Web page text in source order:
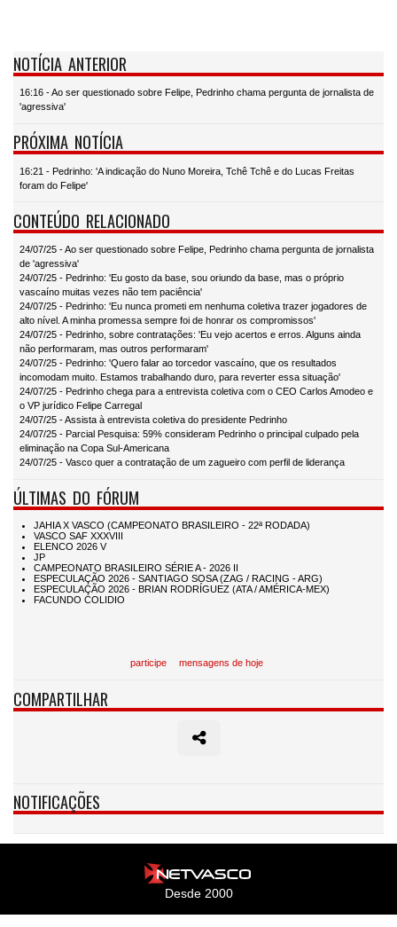
NOTÍCIA ANTERIOR
16:16 - Ao ser questionado sobre Felipe, Pedrinho chama pergunta de jornalista de
'agressiva'
PRÓXIMA NOTÍCIA
16:21 - Pedrinho: 'A indicação do Nuno Moreira, Tchê Tchê e do Lucas Freitas
foram do Felipe'
CONTEÚDO RELACIONADO
24/07/25 - Ao ser questionado sobre Felipe, Pedrinho chama pergunta de jornalista
de 'agressiva'
24/07/25 - Pedrinho: 'Eu gosto da base, sou oriundo da base, mas o próprio
vascaíno muitas vezes não tem paciência'
24/07/25 - Pedrinho: 'Eu nunca prometi em nenhuma coletiva trazer jogadores de
alto nível. A minha promessa sempre foi de honrar os compromissos'
24/07/25 - Pedrinho, sobre contratações: 'Eu vejo acertos e erros. Alguns ainda
não performaram, mas outros performaram'
24/07/25 - Pedrinho: 'Quero falar ao torcedor vascaíno, que os resultados
incomodam muito. Estamos trabalhando duro, para reverter essa situação'
24/07/25 - Pedrinho chega para a entrevista coletiva com o CEO Carlos Amodeo e
o VP jurídico Felipe Carregal
24/07/25 - Assista à entrevista coletiva do presidente Pedrinho
24/07/25 - Parcial Pesquisa: 59% consideram Pedrinho o principal culpado pela
eliminação na Copa Sul-Americana
24/07/25 - Vasco quer a contratação de um zagueiro com perfil de liderança
ÚLTIMAS DO FÓRUM
participe mensagens de hoje
COMPARTILHAR
NOTIFICAÇÕES
Desde 2000